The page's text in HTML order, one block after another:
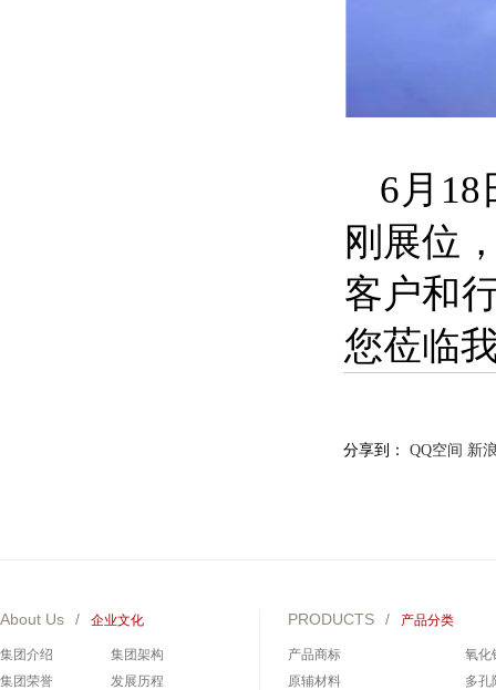
6月18
刚展位
客户和
您莅临
分享到： QQ空间 新
About Us / 企业文化
集团介绍
集团架构
集团荣誉
发展历程
PRODUCTS / 产品分类
产品商标
氧化
原辅材料
多孔